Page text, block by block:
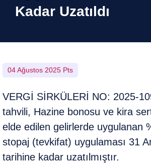
Kadar Uzatıldı
04 Ağustos 2025 Pts
VERGİ SİRKÜLERİ NO: 2025-
tahvili, Hazine bonosu ve kira
elde edilen gelirlerde uygulanan
stopaj (tevkifat) uygulaması 31
tarihine kadar uzatılmıştır.